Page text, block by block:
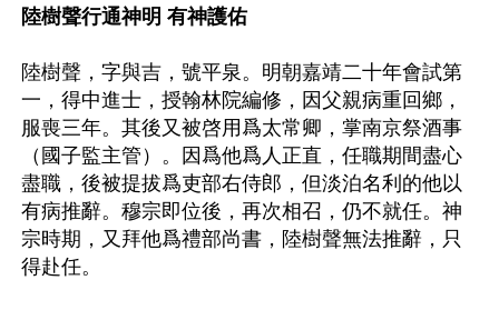
陸樹聲行通神明 有神護佑
陸樹聲，字與吉，號平泉。明朝嘉靖二十年會試第
一，得中進士，授翰林院編修，因父親病重回鄉，
服喪三年。其後又被啓用爲太常卿，掌南京祭酒事
（國子監主管）。因爲他爲人正直，任職期間盡心
盡職，後被提拔爲吏部右侍郎，但淡泊名利的他以
有病推辭。穆宗即位後，再次相召，仍不就任。神
宗時期，又拜他爲禮部尚書，陸樹聲無法推辭，只
得赴任。